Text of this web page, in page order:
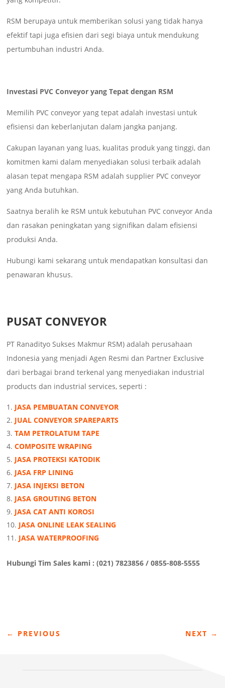
RSM berupaya untuk memberikan solusi yang tidak hanya
efektif tapi juga efisien dari segi biaya untuk mendukung
pertumbuhan industri Anda.
Investasi PVC Conveyor yang Tepat dengan RSM
Memilih PVC conveyor yang tepat adalah investasi untuk
efisiensi dan keberlanjutan dalam jangka panjang.
Cakupan layanan yang luas, kualitas produk yang tinggi, dan
komitmen kami dalam menyediakan solusi terbaik adalah
alasan tepat mengapa RSM adalah supplier PVC conveyor
yang Anda butuhkan.
Saatnya beralih ke RSM untuk kebutuhan PVC conveyor Anda
dan rasakan peningkatan yang signifikan dalam efisiensi
produksi Anda.
Hubungi kami sekarang untuk mendapatkan konsultasi dan
penawaran khusus.
PUSAT CONVEYOR
PT Ranadityo Sukses Makmur RSM) adalah perusahaan
Indonesia yang menjadi Agen Resmi dan Partner Exclusive
dari berbagai brand terkenal yang menyediakan industrial
products dan industrial services, seperti :
JASA PEMBUATAN CONVEYOR
JUAL CONVEYOR SPAREPARTS
TAM PETROLATUM TAPE
COMPOSITE WRAPING
JASA PROTEKSI KATODIK
JASA FRP LINING
JASA INJEKSI BETON
JASA GROUTING BETON
JASA CAT ANTI KOROSI
JASA ONLINE LEAK SEALING
JASA WATERPROOFING
Hubungi Tim Sales kami : (021) 7823856 / 0855-808-5555
← PREVIOUS NEXT →